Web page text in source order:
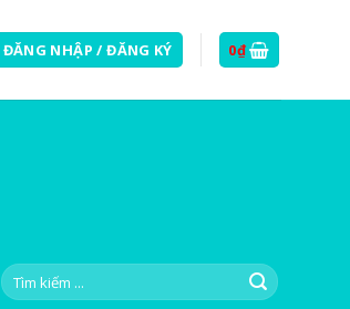
ĐĂNG NHẬP / ĐĂNG KÝ 0₫
Tìm
kiếm: